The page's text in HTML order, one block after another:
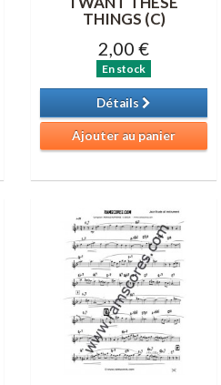
THINGS (C)
2,00 €
En stock
Détails
Ajouter au panier